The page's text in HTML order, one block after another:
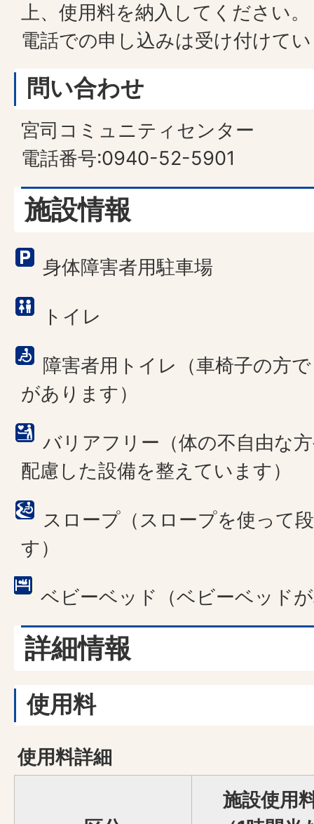
上、使用料を納入してください。
電話での申し込みは受け付けて
問い合わせ
宮司コミュニティセンター
電話番号:0940-52-5901
施設情報
身体障害者用駐車場
トイレ
障害者用トイレ（車椅子の方
があります）
バリアフリー（体の不自由な
配慮した設備を整えています）
スロープ（スロープを使って
す）
ベビーベッド（ベビーベッド
詳細情報
使用料
使用料詳細
施設使用